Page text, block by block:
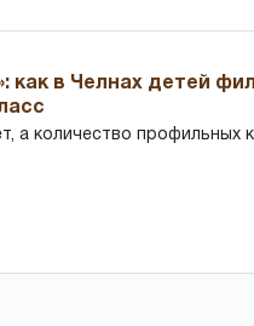
как в Челнах детей
а количество профильных